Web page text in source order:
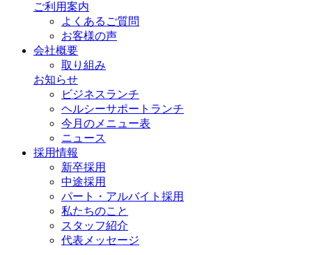
ご利用案内
よくあるご質問
お客様の声
会社概要
取り組み
お知らせ
ビジネスランチ
ヘルシーサポートランチ
今月のメニュー表
ニュース
採用情報
新卒採用
中途採用
パート・アルバイト採用
私たちのこと
スタッフ紹介
代表メッセージ